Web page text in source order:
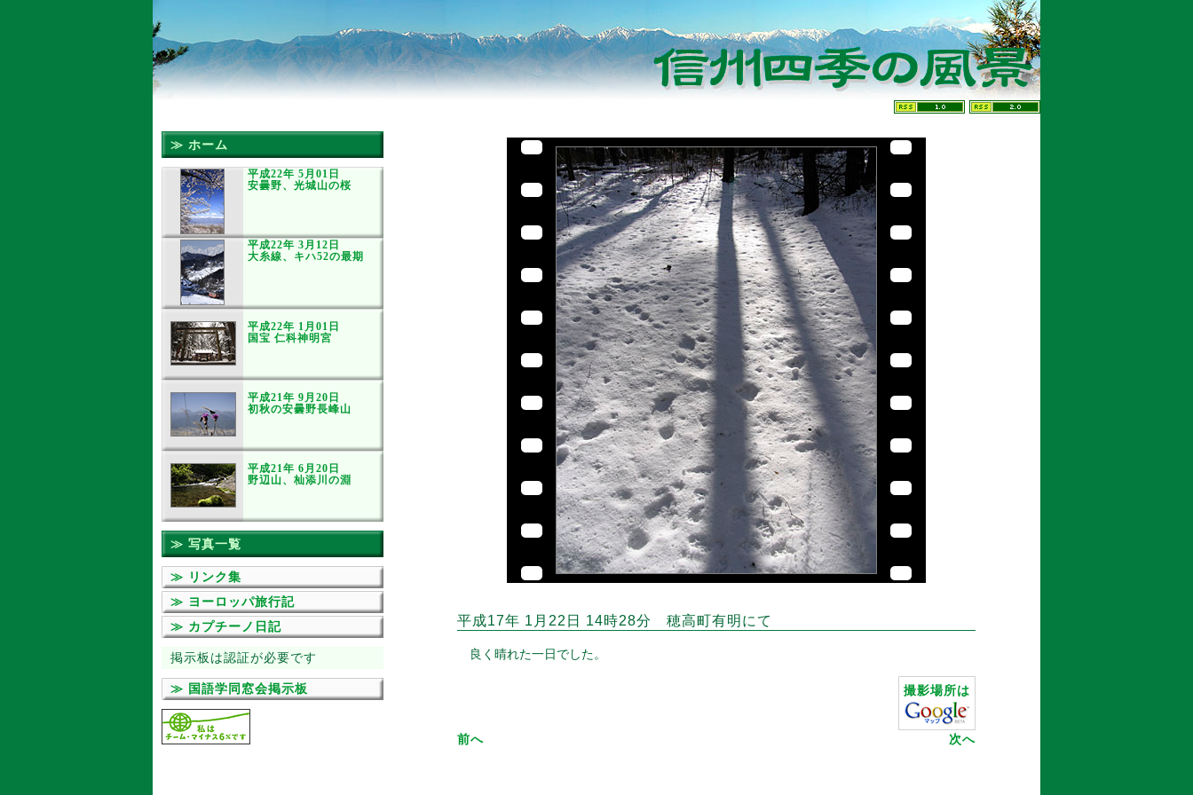
平成17年 1月22日 14時28分 穂高町有明にて
良く晴れた一日でした。
撮影場所は
前へ 次へ
≫ ホーム
平成22年 5月01日
安曇野、光城山の桜
平成22年 3月12日
大糸線、キハ52の最期
平成22年 1月01日
国宝 仁科神明宮
平成21年 9月20日
初秋の安曇野長峰山
平成21年 6月20日
野辺山、杣添川の淵
≫ 写真一覧
≫ リンク集
≫ ヨーロッパ旅行記
≫ カプチーノ日記
掲示板は認証が必要です
≫ 国語学同窓会掲示板